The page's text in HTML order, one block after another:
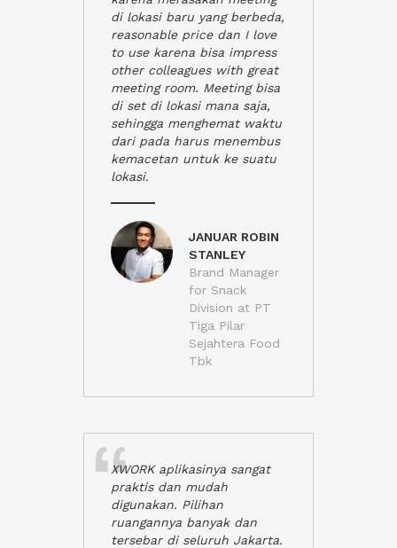
di lokasi baru yang berbeda,
reasonable price dan I love
to use karena bisa impress
other colleagues with great
meeting room. Meeting bisa
di set di lokasi mana saja,
sehingga menghemat waktu
dari pada harus menembus
kemacetan untuk ke suatu
lokasi.
JANUAR ROBIN
STANLEY
Brand Manager
for Snack
Division at PT
Tiga Pilar
Sejahtera Food
Tbk
XWORK aplikasinya sangat
praktis dan mudah
digunakan. Pilihan
ruangannya banyak dan
tersebar di seluruh Jakarta.